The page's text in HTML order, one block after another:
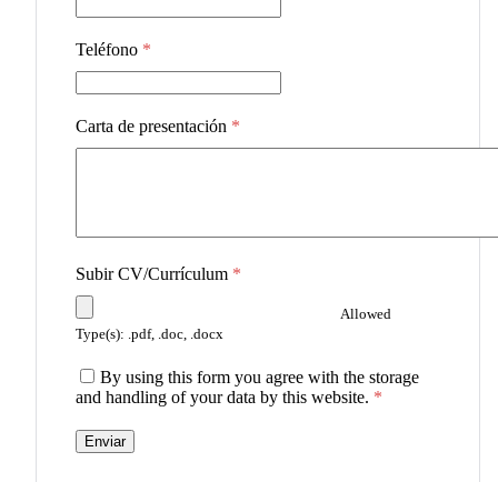
Teléfono *
Carta de presentación *
Subir CV/Currículum *
Allowed
Type(s): .pdf, .doc, .docx
By using this form you agree with the storage
and handling of your data by this website. *